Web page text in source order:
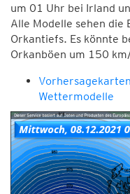
um 01 Uhr bei Irland
Alle Modelle sehen die
Orkantiefs. Es könnte
Orkanböen um 150
Wettermodelle